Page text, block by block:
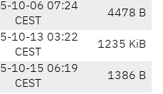
10-06 07:24
CEST
4478 B
10-13 03:22
CEST
1235 KiB
10-15 06:19
CEST
1386 B